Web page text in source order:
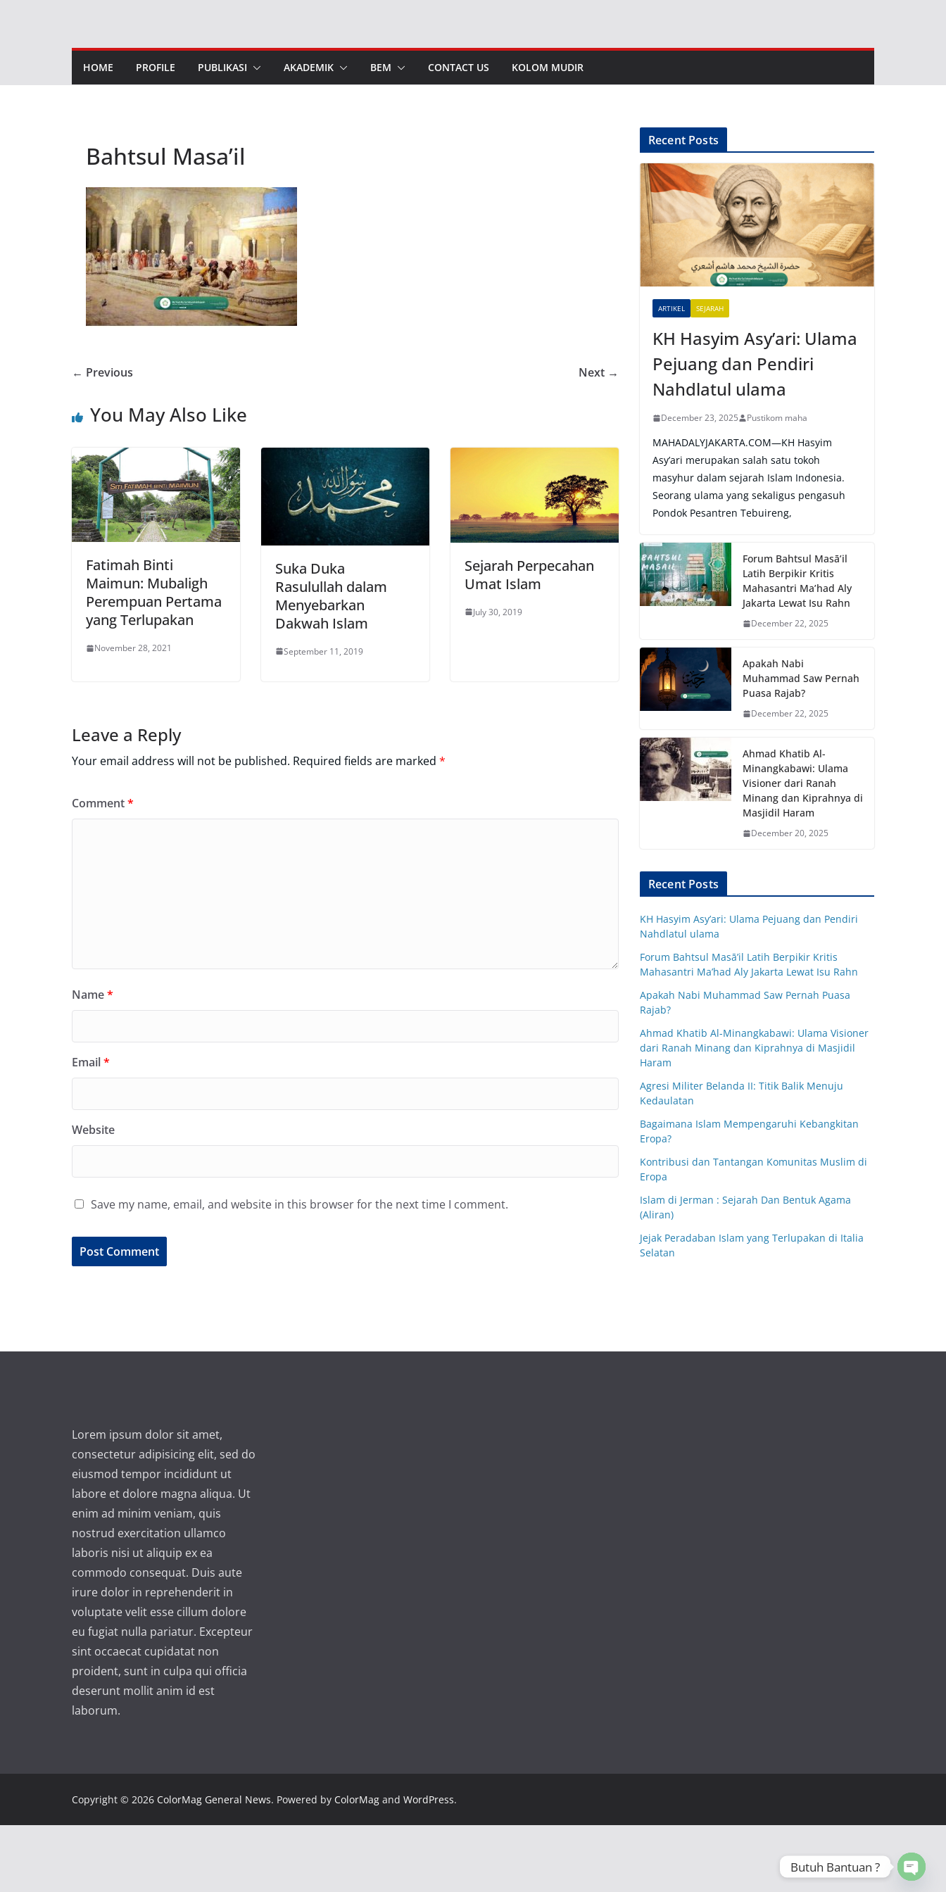
HOME PROFILE PUBLIKASI AKADEMIK BEM CONTACT US KOLOM MUDIR
Bahtsul Masa’il
← Previous Next →
You May Also Like
Fatimah Binti
Maimun: Mubaligh
Perempuan Pertama
yang Terlupakan
November 28, 2021
Suka Duka
Rasulullah dalam
Menyebarkan
Dakwah Islam
September 11, 2019
Sejarah Perpecahan
Umat Islam
July 30, 2019
Leave a Reply
Your email address will not be published. Required fields are marked *
Comment*
Name*
Email*
Website
Save my name, email, and website in this browser for the next time I comment.
r
i
v
e
:
Recent Posts
ARTIKEL SEJARAH
KH Hasyim Asy’ari: Ulama
Pejuang dan Pendiri
Nahdlatul ulama
December 23, 2025 Pustikom maha
MAHADALYJAKARTA.COM—KH Hasyim
Asy’ari merupakan salah satu tokoh
masyhur dalam sejarah Islam Indonesia.
Seorang ulama yang sekaligus pengasuh
Pondok Pesantren Tebuireng,
Forum Bahtsul Masā’il
Latih Berpikir Kritis
Mahasantri Ma’had Aly
Jakarta Lewat Isu Rahn
December 22, 2025
Apakah Nabi
Muhammad Saw Pernah
Puasa Rajab?
December 22, 2025
Ahmad Khatib Al-
Minangkabawi: Ulama
Visioner dari Ranah
Minang dan Kiprahnya di
Masjidil Haram
December 20, 2025
Recent Posts
KH Hasyim Asy’ari: Ulama Pejuang dan Pendiri
Nahdlatul ulama
Forum Bahtsul Masā’il Latih Berpikir Kritis
Mahasantri Ma’had Aly Jakarta Lewat Isu Rahn
Apakah Nabi Muhammad Saw Pernah Puasa
Rajab?
Ahmad Khatib Al-Minangkabawi: Ulama Visioner
dari Ranah Minang dan Kiprahnya di Masjidil
Haram
Agresi Militer Belanda II: Titik Balik Menuju
Kedaulatan
Bagaimana Islam Mempengaruhi Kebangkitan
Eropa?
Kontribusi dan Tantangan Komunitas Muslim di
Eropa
Islam di Jerman : Sejarah Dan Bentuk Agama
(Aliran)
Jejak Peradaban Islam yang Terlupakan di Italia
Selatan
Lorem ipsum dolor sit amet,
consectetur adipisicing elit, sed do
eiusmod tempor incididunt ut
labore et dolore magna aliqua. Ut
enim ad minim veniam, quis
nostrud exercitation ullamco
laboris nisi ut aliquip ex ea
commodo consequat. Duis aute
irure dolor in reprehenderit in
voluptate velit esse cillum dolore
eu fugiat nulla pariatur. Excepteur
sint occaecat cupidatat non
proident, sunt in culpa qui officia
deserunt mollit anim id est
laborum.
Copyright © 2026 ColorMag General News. Powered by ColorMag and WordPress.
Butuh Bantuan ?